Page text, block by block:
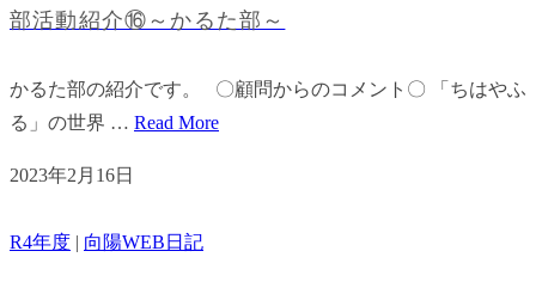
部活動紹介⑯～かるた部～
かるた部の紹介です。 〇顧問からのコメント〇 「ちはやふ
る」の世界 … Read More
2023年2月16日
R4年度 | 向陽WEB日記